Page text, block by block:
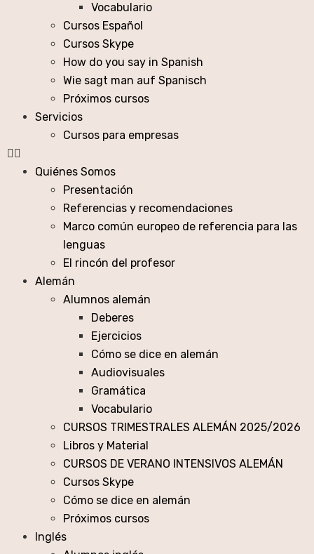
Vocabulario
Cursos Español
Cursos Skype
How do you say in Spanish
Wie sagt man auf Spanisch
Próximos cursos
Servicios
Cursos para empresas
Quiénes Somos
Presentación
Referencias y recomendaciones
Marco común europeo de referencia para las
lenguas
El rincón del profesor
Alemán
Alumnos alemán
Deberes
Ejercicios
Cómo se dice en alemán
Audiovisuales
Gramática
Vocabulario
CURSOS TRIMESTRALES ALEMÁN 2025/2026
Libros y Material
CURSOS DE VERANO INTENSIVOS ALEMÁN
Cursos Skype
Cómo se dice en alemán
Próximos cursos
Inglés